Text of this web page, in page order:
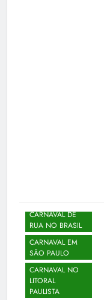
CARNAVAL DE
RUA NO BRASIL
CARNAVAL EM
SÃO PAULO
CARNAVAL NO
LITORAL
PAULISTA